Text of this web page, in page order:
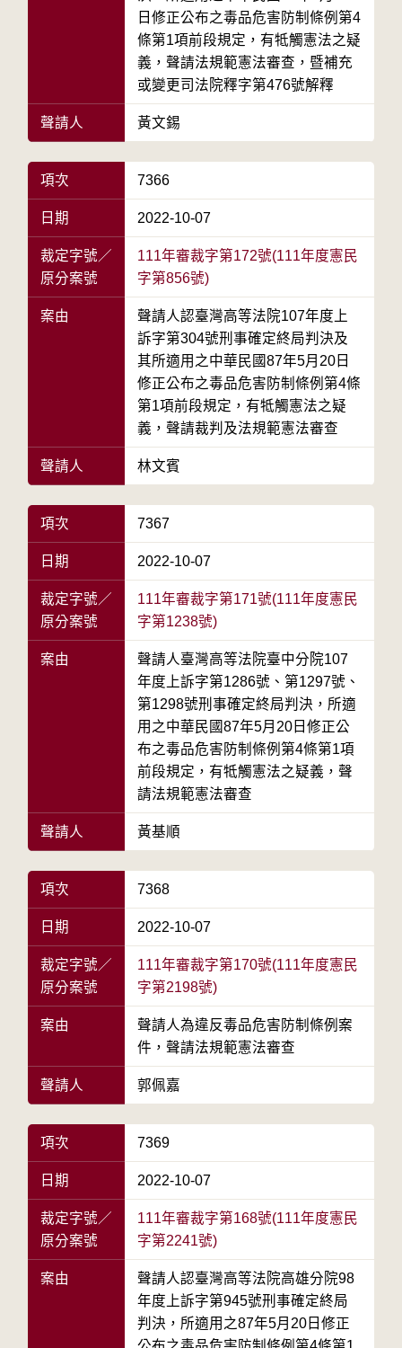
日修正公布之毒品危害防制條例第4
條第1項前段規定，有牴觸憲法之疑
義，聲請法規範憲法審查，暨補充
或變更司法院釋字第476號解釋
聲請人 黃文錫
項次 7366
日期 2022-10-07
裁定字號／
原分案號
111年審裁字第172號(111年度憲民
字第856號)
案由
聲請人認臺灣高等法院107年度上
訴字第304號刑事確定終局判決及
其所適用之中華民國87年5月20日
修正公布之毒品危害防制條例第4條
第1項前段規定，有牴觸憲法之疑
義，聲請裁判及法規範憲法審查
聲請人 林文賓
項次 7367
日期 2022-10-07
裁定字號／
原分案號
111年審裁字第171號(111年度憲民
字第1238號)
案由
聲請人臺灣高等法院臺中分院107
年度上訴字第1286號、第1297號、
第1298號刑事確定終局判決，所適
用之中華民國87年5月20日修正公
布之毒品危害防制條例第4條第1項
前段規定，有牴觸憲法之疑義，聲
請法規範憲法審查
聲請人 黃基順
項次 7368
日期 2022-10-07
裁定字號／
原分案號
111年審裁字第170號(111年度憲民
字第2198號)
案由
聲請人為違反毒品危害防制條例案
件，聲請法規範憲法審查
聲請人 郭佩嘉
項次 7369
日期 2022-10-07
裁定字號／
原分案號
111年審裁字第168號(111年度憲民
字第2241號)
案由
聲請人認臺灣高等法院高雄分院98
年度上訴字第945號刑事確定終局
判決，所適用之87年5月20日修正